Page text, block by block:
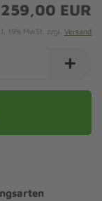
259,00 EUR
19% MwSt. zzgl. Versand